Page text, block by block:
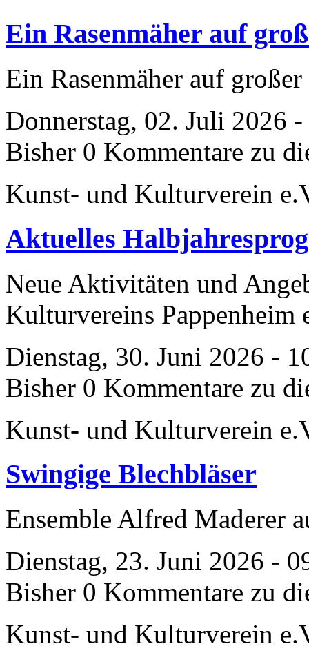
Ein Rasenmäher auf
Ein Rasenmäher auf
Donnerstag, 02. Juli 2026
Bisher 0 Kommentare zu
Kunst- und Kulturverein
Aktuelles
Neue Aktivitäten und
Kulturvereins Pappenheim
Dienstag, 30. Juni 2026 -
Bisher 0 Kommentare zu
Kunst- und Kulturverein
Swingige Blechbläser
Ensemble Alfred Maderer
Dienstag, 23. Juni 2026 -
Bisher 0 Kommentare zu
Kunst- und Kulturverein